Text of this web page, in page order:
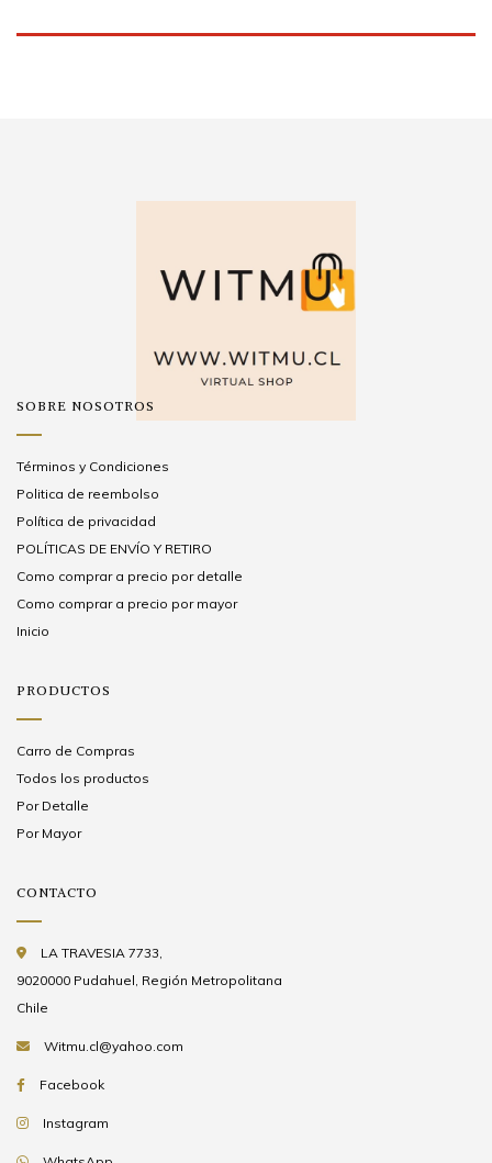
SOBRE NOSOTROS
Términos y Condiciones
Politica de reembolso
Política de privacidad
POLÍTICAS DE ENVÍO Y RETIRO
Como comprar a precio por detalle
Como comprar a precio por mayor
Inicio
PRODUCTOS
Carro de Compras
Todos los productos
Por Detalle
Por Mayor
CONTACTO
LA TRAVESIA 7733,
9020000 Pudahuel, Región Metropolitana
Chile
Witmu.cl@yahoo.com
Facebook
Instagram